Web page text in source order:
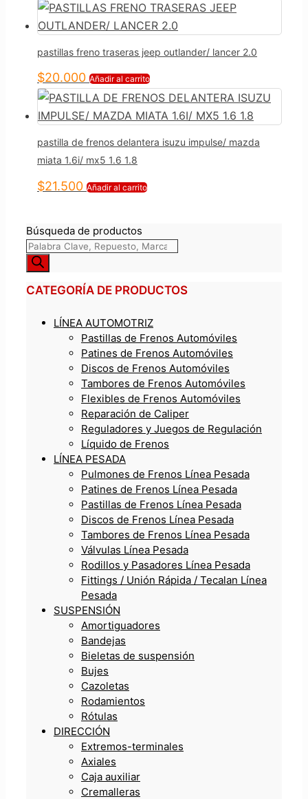
pastillas freno traseras jeep outlander/ lancer 2.0
$20.000 Añadir al carrito
pastilla de frenos delantera isuzu impulse/ mazda
miata 1.6i/ mx5 1.6 1.8
$21.500 Añadir al carrito
Búsqueda de productos
CATEGORÍA DE PRODUCTOS
LÍNEA AUTOMOTRIZ
Pastillas de Frenos Automóviles
Patines de Frenos Automóviles
Discos de Frenos Automóviles
Tambores de Frenos Automóviles
Flexibles de Frenos Automóviles
Reparación de Caliper
Reguladores y Juegos de Regulación
Líquido de Frenos
LÍNEA PESADA
Pulmones de Frenos Línea Pesada
Patines de Frenos Línea Pesada
Pastillas de Frenos Línea Pesada
Discos de Frenos Línea Pesada
Tambores de Frenos Línea Pesada
Válvulas Línea Pesada
Rodillos y Pasadores Línea Pesada
Fittings / Unión Rápida / Tecalan Línea
Pesada
SUSPENSIÓN
Amortiguadores
Bandejas
Bieletas de suspensión
Bujes
Cazoletas
Rodamientos
Rótulas
DIRECCIÓN
Extremos-terminales
Axiales
Caja auxiliar
Cremalleras